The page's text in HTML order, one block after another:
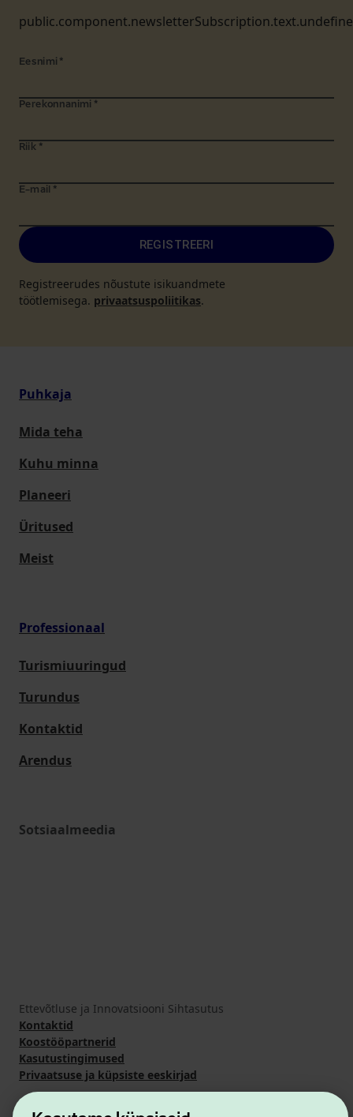
Eesnimi *
Perekonnanimi *
Riik *
E-mail *
REGISTREERI
Registreerudes nõustute isikuandmete
töötlemisega. privaatsuspoliitikas.
Puhkaja
Mida teha
Kuhu minna
Planeeri
Üritused
Meist
Professionaal
Turismiuuringud
Turundus
Kontaktid
Arendus
Sotsiaalmeedia
Ettevõtluse ja Innovatsiooni Sihtasutus
Kontaktid
Koostööpartnerid
Kasutustingimused
Privaatsuse ja küpsiste eeskirjad